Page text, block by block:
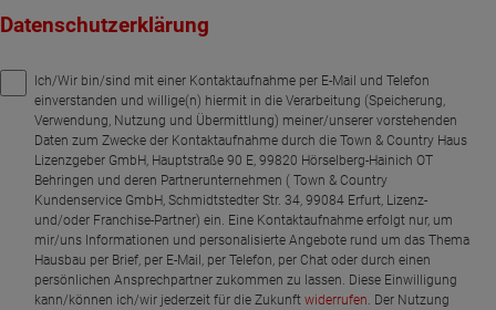
Datenschutzerklärung
Ich/Wir bin/sind mit einer Kontaktaufnahme per E-Mail und Telefon
einverstanden und willige(n) hiermit in die Verarbeitung (Speicherung,
Verwendung, Nutzung und Übermittlung) meiner/unserer vorstehenden
Daten zum Zwecke der Kontaktaufnahme durch die Town & Country Haus
Lizenzgeber GmbH, Hauptstraße 90 E, 99820 Hörselberg-Hainich OT
Behringen und deren Partnerunternehmen ( Town & Country
Kundenservice GmbH, Schmidtstedter Str. 34, 99084 Erfurt, Lizenz-
und/oder Franchise-Partner) ein. Eine Kontaktaufnahme erfolgt nur, um
mir/uns Informationen und personalisierte Angebote rund um das Thema
Hausbau per Brief, per E-Mail, per Telefon, per Chat oder durch einen
persönlichen Ansprechpartner zukommen zu lassen. Diese Einwilligung
kann/können ich/wir jederzeit für die Zukunftwiderrufen. Der Nutzung